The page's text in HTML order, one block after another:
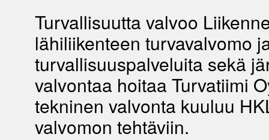
Turvallisuutta valvoo
lähiliikenteen turvavalvomo
turvallisuuspalveluita sekä
valvontaa hoitaa Turvatiimi
tekninen valvonta kuuluu
valvomon tehtäviin.